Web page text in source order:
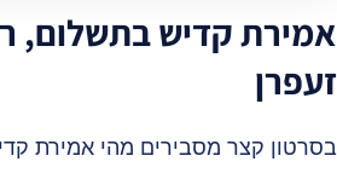
קדיש בתשלום,
קצר מסבירים מהי אמירת